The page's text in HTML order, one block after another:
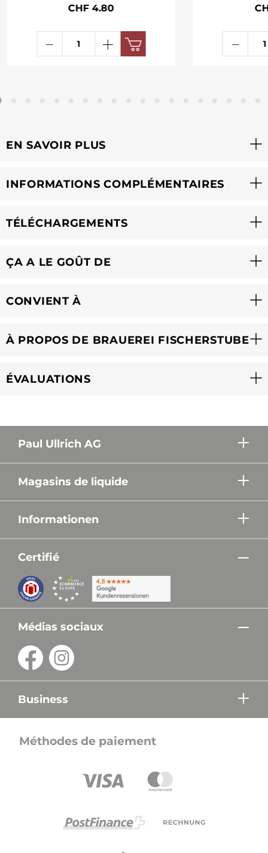
CHF 4.80
EN SAVOIR PLUS
INFORMATIONS COMPLÉMENTAIRES
TÉLÉCHARGEMENTS
ÇA A LE GOÛT DE
CONVIENT À
À PROPOS DE BRAUEREI FISCHERSTUBE
ÉVALUATIONS
Paul Ullrich AG
Magasins de liquide
Informationen
Certifié
Médias sociaux
Business
Méthodes de paiement